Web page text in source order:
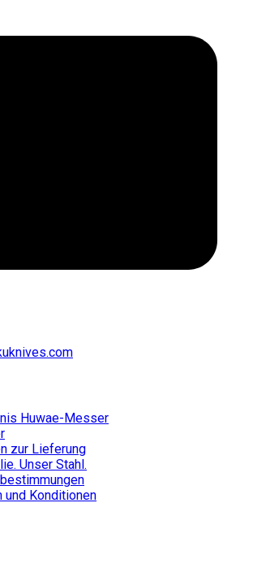
Huwae-Messer
zur Lieferung
Unser Stahl.
und Konditionen